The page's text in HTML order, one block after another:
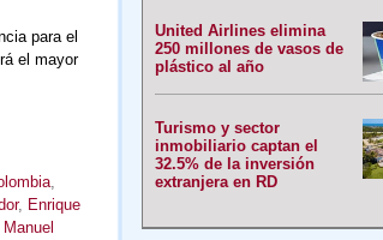
para el
el mayor
,
, Enrique
United Airlines elimina
250 millones de vasos de
plástico al año
Turismo y sector
inmobiliario captan el
32.5% de la inversión
extranjera en RD